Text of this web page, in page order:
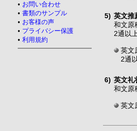
• お問い合わせ
• 書類のサンプル
• お客様の声
• プライバシー保護
• 利用規約
5) 英文推
和文原
2通以
英文
2通
6) 英文礼
和文原
英文